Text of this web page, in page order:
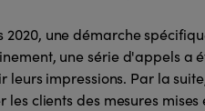
2020, une démarche
une série d'appels a
leurs impressions. Par la
les clients des mesures